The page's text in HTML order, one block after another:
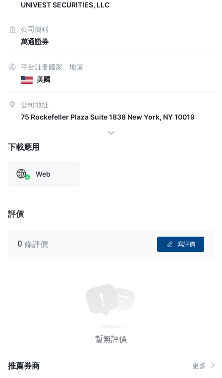
UNIVEST SECURITIES, LLC
公司簡稱
萬通證券
平台註冊國家、地區
美國
公司地址
75 Rockefeller Plaza Suite 1838 New York, NY 10019
下載應用
Web
評價
0 條評價 寫評價
暫無評價
推薦券商 更多